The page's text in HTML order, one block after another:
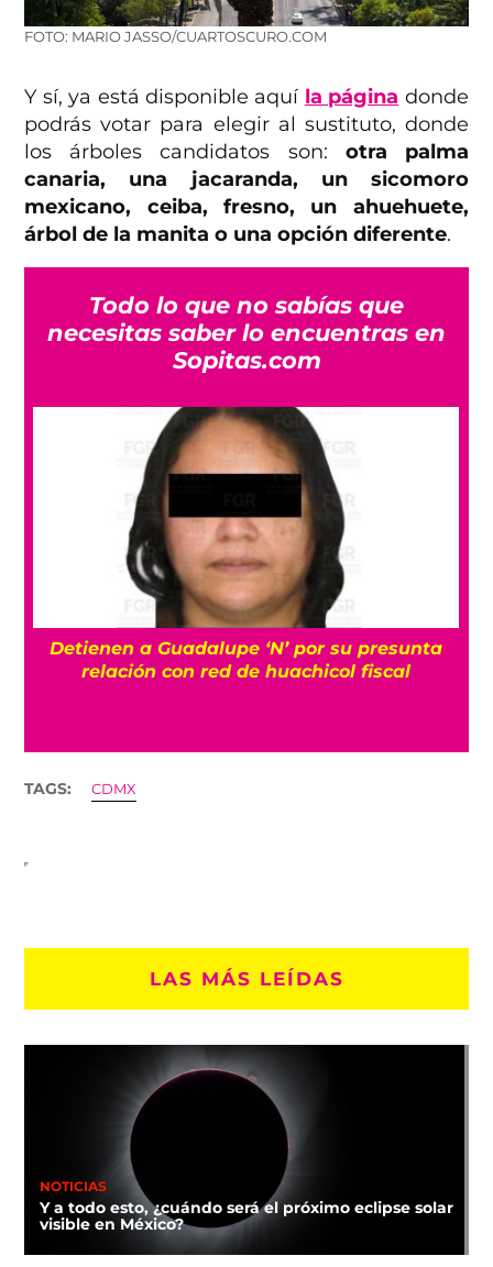
FOTO: MARIO JASSO/CUARTOSCURO.COM
Y sí, ya está disponible aquí la página donde
podrás votar para elegir al sustituto, donde
los árboles candidatos son: otra palma
canaria, una jacaranda, un sicomoro
mexicano, ceiba, fresno, un ahuehuete,
árbol de la manita o una opción diferente.
Todo lo que no sabías que
necesitas saber lo encuentras en
Sopitas.com
Retiran prisión domiciliaria y brazalete a
Brenda Quevedo tras 20 años del caso
TAGS: CDMX
LAS MÁS LEÍDAS
NOTICIAS
Y a todo esto, ¿cuándo será el próximo eclipse solar
visible en México?